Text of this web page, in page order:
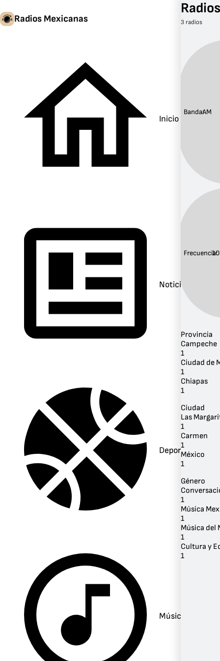
Radios Mexicanas
Inicio
Noticias
Deportes
Música
3 radios
Banda:AM
Frecuencia:
Provincia
Campeche
1
Ciudad de
1
Chiapas
1
Ciudad
Las
1
Carmen
1
México
1
Género
1
Música
1
Música del
1
Cultura y
1